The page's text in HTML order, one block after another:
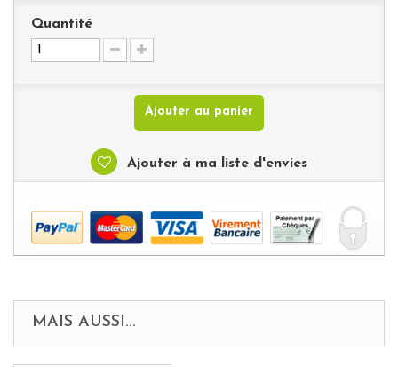
Quantité
Ajouter au panier
Ajouter à ma liste d'envies
MAIS AUSSI...